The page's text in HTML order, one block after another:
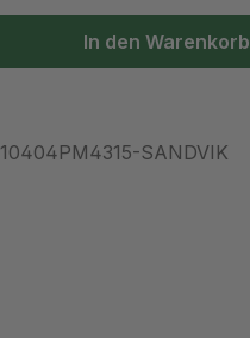
In den Warenkorb
SANDVIK